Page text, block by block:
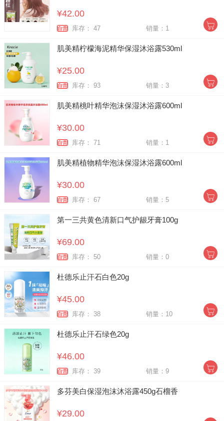
¥42.00
自营 库存： 47 销量：1
肌美精柠檬海泥精华保湿沐浴露530ml
¥25.00
自营 库存： 93 销量：3
肌美精桃叶精华泡沫保湿沐浴露600ml
¥30.00
自营 库存： 71 销量：1
肌美精植物精华泡沫保湿沐浴露600ml
¥30.00
自营 库存： 67 销量：5
第一三共黄色清新口气护龈牙膏100g
¥69.00
自营 库存： 50 销量：0
杜德乐止汗石白色20g
¥45.00
自营 库存： 38 销量：10
杜德乐止汗石绿色20g
¥46.00
自营 库存： 39 销量：9
多芬美白保湿泡沫沐浴露450g石榴香
¥29.00